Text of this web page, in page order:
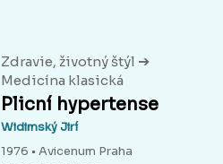
Zdravie, životný štýl ➔
Medicína klasická
Plicní hypertense
Widimský Jirí
1976 • Avicenum Praha